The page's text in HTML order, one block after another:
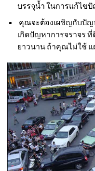
บรรจุน้ำ ในการแก้ไข
คุณจะต้องเผชิญกับปัญ
เกิดปัญหาการจราจร
ยาวนาน ถ้าคุณไม่ใช้